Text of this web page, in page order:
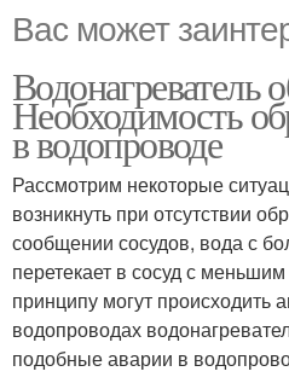
Вас может
Водонагреватель
Необходимость
в водопроводе
Рассмотрим некоторые
возникнуть при отсутствии
сообщении сосудов, вода с
перетекает в сосуд с
принципу могут происходить
водопроводах
подобные аварии в